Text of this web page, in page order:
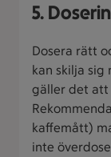
5.
Dosera rätt
kan skilja sig
gäller det att
kaffemått)
inte